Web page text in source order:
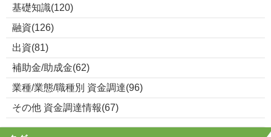
基礎知識(120)
融資(126)
出資(81)
補助金/助成金(62)
業種/業態/職種別 資金調達(96)
その他 資金調達情報(67)